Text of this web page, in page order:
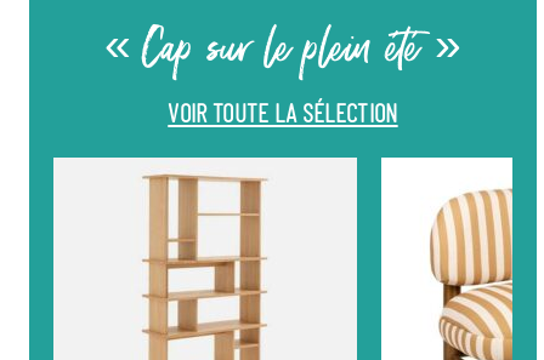
« Cap sur le plein été »
VOIR TOUTE LA SÉLECTION